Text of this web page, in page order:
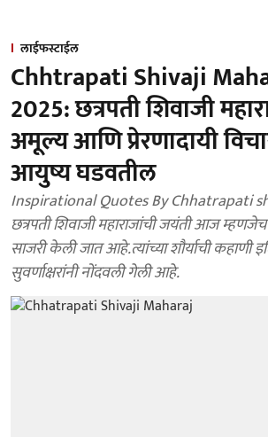
लाईफस्टाईल
Chhtrapati Shivaji
2025: छत्रपती शिवाजी
अमूल्य आणि प्रेरणादायी
आयुष्य घडवतील
Inspirational Quotes By Chhatrapati
छत्रपती शिवाजी महाराजांची जयंती आज म्हणजेच
साजरी केली जात आहे.त्यांच्या शौर्याची कहाणी
सुवर्णाक्षरांनी नोंदवली गेली आहे.